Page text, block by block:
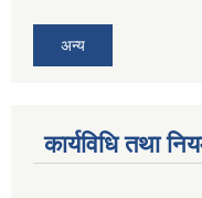
अन्य
कार्यविधि तथा